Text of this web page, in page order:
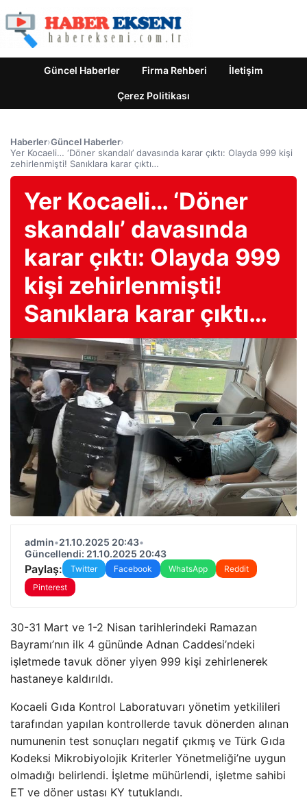
Güncel Haberler Firma Rehberi İletişim
Çerez Politikası
Haberler›Güncel Haberler›
Yer Kocaeli… ‘Döner skandalı’ davasında karar çıktı: Olayda 999 kişi
zehirlenmişti! Sanıklara karar çıktı…
Yer Kocaeli… ‘Döner
skandalı’ davasında
karar çıktı: Olayda 999
kişi zehirlenmişti!
Sanıklara karar çıktı…
admin•21.10.2025 20:43•
Güncellendi: 21.10.2025 20:43
Paylaş: Twitter Facebook WhatsApp
Reddit
Pinterest
30-31 Mart ve 1-2 Nisan tarihlerindeki Ramazan
Bayramı’nın ilk 4 gününde Adnan Caddesi’ndeki
işletmede tavuk döner yiyen 999 kişi zehirlenerek
hastaneye kaldırıldı.
Kocaeli Gıda Kontrol Laboratuvarı yönetim yetkilileri
tarafından yapılan kontrollerde tavuk dönerden alınan
numunenin test sonuçları negatif çıkmış ve Türk Gıda
Kodeksi Mikrobiyolojik Kriterler Yönetmeliği’ne uygun
olmadığı belirlendi. İşletme mühürlendi, işletme sahibi
ET ve döner ustası KY tutuklandı.